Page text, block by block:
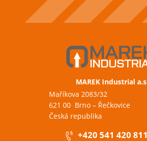
MAREK Industrial a.s
Maříkova 2083/32
621 00 Brno – Řečkovice
Česká republika
+420 541 420 811